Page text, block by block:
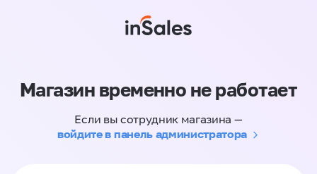
Магазин временно не работает
Если вы сотрудник магазина —
войдите в панель администратора